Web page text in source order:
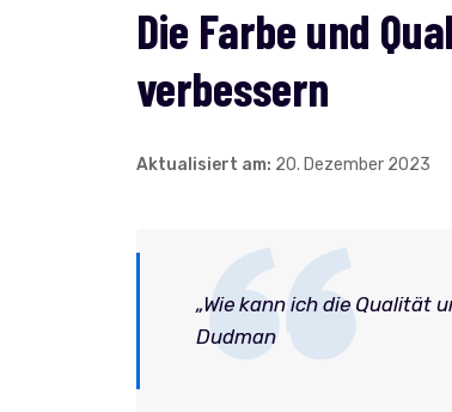
Die Farbe und
verbessern
Aktualisiert am: 20. Dezember 2023
„Wie kann ich die Qualität
Dudman